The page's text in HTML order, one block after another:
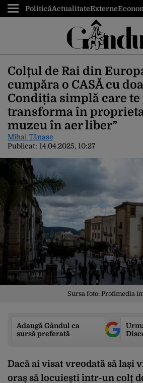
PoliticăActualitateExterne
Colțul de Rai din
cumpăra o CASĂ cu
Condiția simplă care te
transforma în
muzeu în aer liber”
Mihai Tănase
Publicat: 14.04.2025, 10:27
Sursa foto: Profimedia
Adaugă Gândul ca
sursă preferată
Dacă ai visat vreodată să lași
oraș să locuiești într-un colț